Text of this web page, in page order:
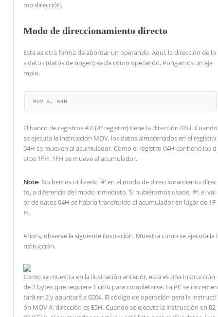
mo dirección.
Modo de direccionamiento directo
Esta es otra forma de abordar un operando. Aquí, la dirección de lo
s datos (datos de origen) se da como operando. Pongamos un eje
mplo.
MOV A, 04H
El banco de registros # 0 (4º registro) tiene la dirección 04H. Cuando
se ejecuta la instrucción MOV, los datos almacenados en el registro
04H se mueven al acumulador. Como el registro 04H contiene los d
atos 1FH, 1FH se mueve al acumulador.
Note- No hemos utilizado '#' en el modo de direccionamiento direc
to, a diferencia del modo inmediato. Si hubiéramos usado '#', el val
or de datos 04H se habría transferido al acumulador en lugar de 1F
H.
Ahora, observe la siguiente ilustración. Muestra cómo se ejecuta la i
nstrucción.
Como se muestra en la ilustración anterior, esta es una instrucción
de 2 bytes que requiere 1 ciclo para completarse. La PC se incremen
tará en 2 y apuntará a 0204. El código de operación para la instrucci
ón MOV A, dirección es E5H. Cuando se ejecuta la instrucción en 02